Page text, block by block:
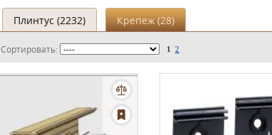
Плинтус (2232) Крепеж (28)
Сортировать: 1 2